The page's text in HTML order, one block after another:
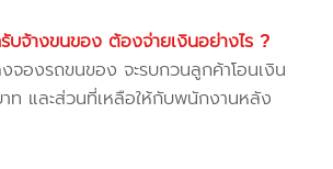
บจ้างขนของ ต้องจ่ายเงินอย่างไร ?
จองรถขนของ จะรบกวนลูกค้าโอนเงิน
ท และส่วนที่เหลือให้กับพนักงานหลัง